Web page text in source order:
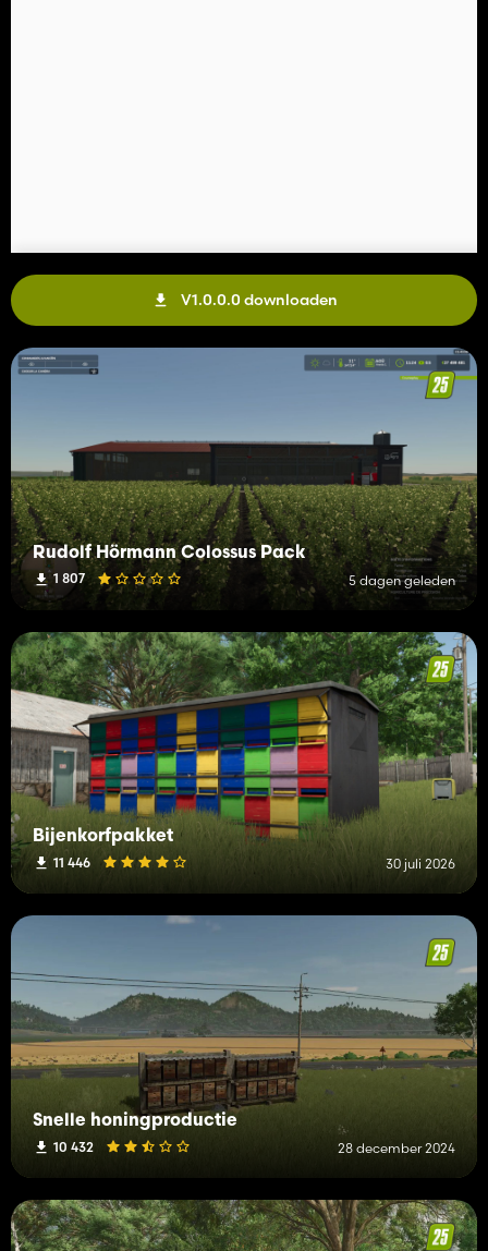
V1.0.0.0 downloaden
Rudolf Hörmann Colossus Pack
1 807 5 dagen geleden
Bijenkorfpakket
11 446 30 juli 2026
Snelle honingproductie
10 432 28 december 2024